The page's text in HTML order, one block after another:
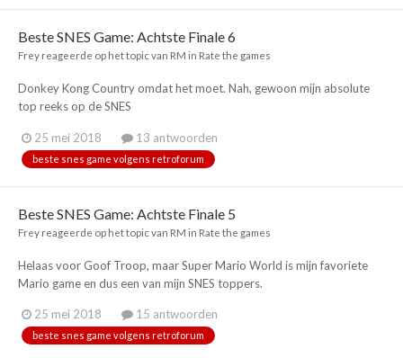
Beste SNES Game: Achtste Finale 6
Frey reageerde op het topic van RM in Rate the games
Donkey Kong Country omdat het moet. Nah, gewoon mijn absolute
top reeks op de SNES
25 mei 2018 13 antwoorden
beste snes game volgens retroforum
Beste SNES Game: Achtste Finale 5
Frey reageerde op het topic van RM in Rate the games
Helaas voor Goof Troop, maar Super Mario World is mijn favoriete
Mario game en dus een van mijn SNES toppers.
25 mei 2018 15 antwoorden
beste snes game volgens retroforum